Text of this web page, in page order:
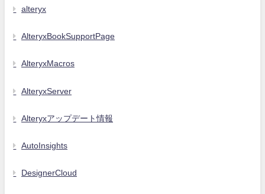
alteryx
AlteryxBookSupportPage
AlteryxMacros
AlteryxServer
Alteryxアップデート情報
AutoInsights
DesignerCloud